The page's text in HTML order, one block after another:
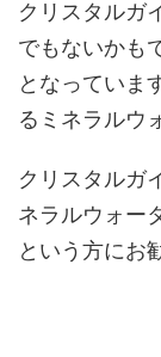
クリスタルガ
でもないかも
となっていま
るミネラルウ
クリスタルガ
ネラルウォー
という方にお